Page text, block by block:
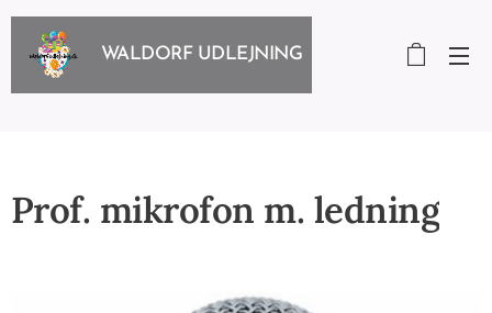
WALDORF UDLEJNING
Prof. mikrofon m. ledning